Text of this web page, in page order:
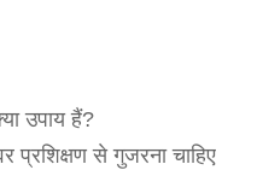
उपाय हैं?
से गुजरना चाहिए